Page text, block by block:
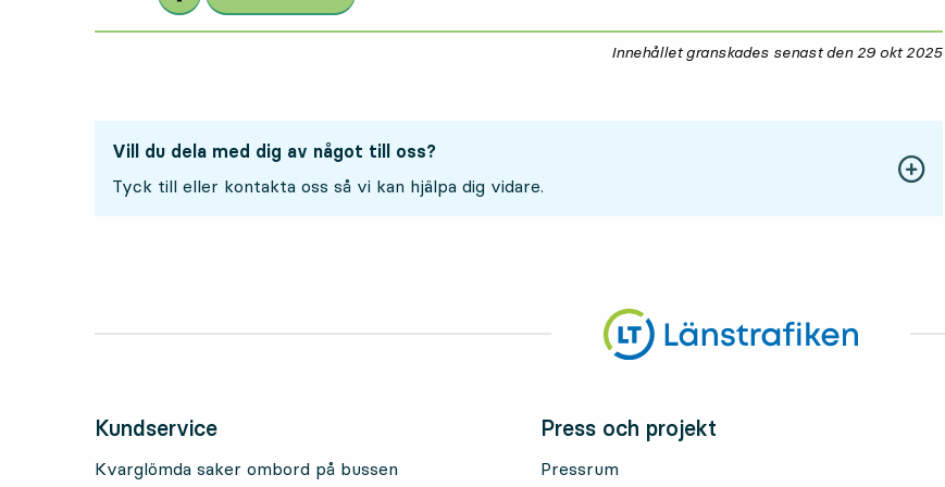
Innehållet granskades senast den 29 okt 2025
Vill du dela med dig av något till oss?
Tyck till eller kontakta oss så vi kan hjälpa dig vidare.
Kundservice
Kvarglömda saker ombord på bussen
Press och projekt
Pressrum